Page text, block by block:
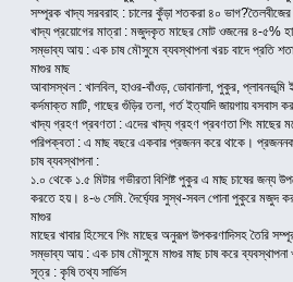
সম্পূরক খাদ্য সরবরাহ : চালের কুঁড়া শতকরা ৪০
খাদ্য প্রয়োগের মাত্রা : মজুদকৃত মাছের মোট ওজনের ৪-৫%
সম্ভাব্য আয় : এক চাষ মৌসুমে ব্যবস্থাপনা খরচ বাদে প্রতি
মাগুর মাছ
আবাসস্থল : খালবিল, হাওর-বাঁওড়, ডোবানালা, পুকুর,
কর্দমাক্ত মাটি, গাছের গুঁড়ির তলা, গর্ত ইত্যাদি জায়গায় বসবাস
খাদ্য গ্রহণ প্রবণতা : এদের খাদ্য গ্রহণ প্রবণতা শিং মাছের
পরিপক্বতা : এ মাছ বছরে একবার প্রজনন করে থাকে।
চাষ ব্যবস্থাপনা :
১.০ থেকে ১.৫ মিটার গভীরতা বিশিষ্ট পুকুর এ মাছ চাষের
করতে হয়। ৪-৬ সেমি. দৈর্ঘ্যের সুস্থ-সবল পোনা পুকুরে মজুদ
মাগুর
মাছের খাবার হিসেবে শিং মাছের অনুরূপ উপকরণাদিসহ তৈরি
সম্ভাব্য আয় : এক চাষ মৌসুমে মাগুর মাছ চাষ করে
সূত্র : কৃষি তথ্য সার্ভিস